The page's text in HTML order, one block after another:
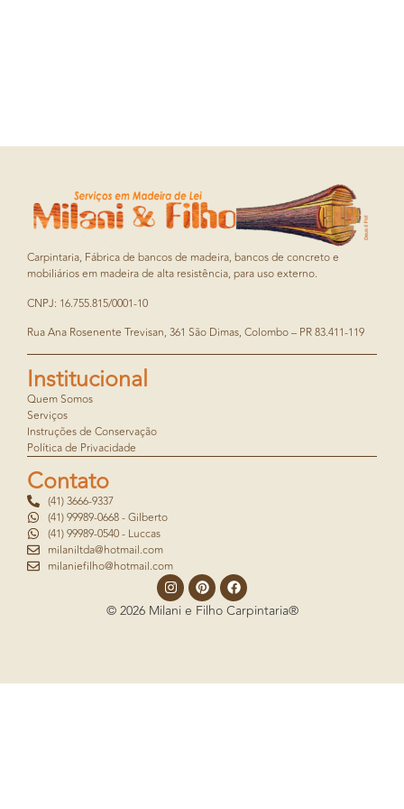
Carpintaria, Fábrica de bancos de madeira, bancos de concreto e
mobiliários em madeira de alta resistência, para uso externo.
CNPJ: 16.755.815/0001-10
Rua Ana Rosenente Trevisan, 361 São Dimas, Colombo – PR 83.411-119
Institucional
Quem Somos
Serviços
Instruções de Conservação
Política de Privacidade
Contato
(41) 3666-9337
(41) 99989-0668 - Gilberto
(41) 99989-0540 - Luccas
milaniltda@hotmail.com
milaniefilho@hotmail.com
© 2026 Milani e Filho Carpintaria®